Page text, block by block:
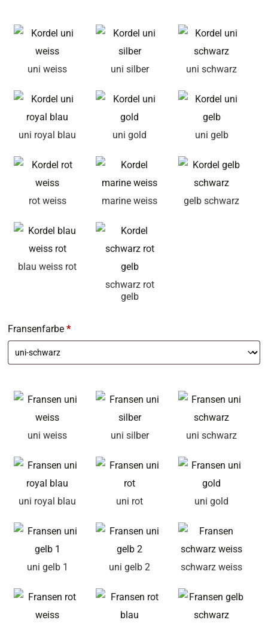
uni weiss uni silber uni schwarz
uni royal blau uni gold uni gelb
rot weiss marine weiss gelb schwarz
blau weiss rot
schwarz rot
gelb
Fransenfarbe *
uni weiss uni silber uni schwarz
uni royal blau uni rot uni gold
uni gelb 1 uni gelb 2 schwarz weiss